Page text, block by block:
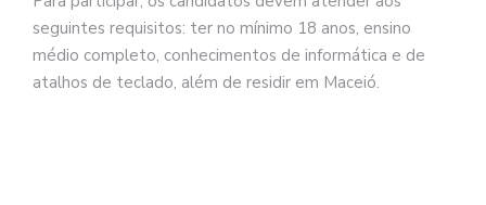
seguintes requisitos: ter no mínimo 18 anos, ensino
médio completo, conhecimentos de informática e de
atalhos de teclado, além de residir em Maceió.